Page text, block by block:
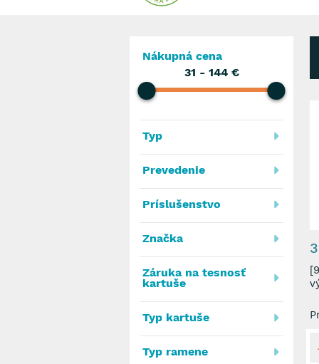
Nákupná cena
31 - 144€
Typ
Prevedenie
Príslušenstvo
Značka
Záruka na tesnosť
kartuše
Typ kartuše
Typ ramene